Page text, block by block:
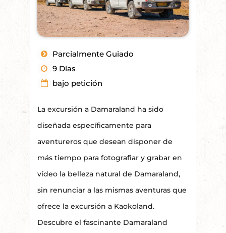
Parcialmente Guiado
9 Días
bajo petición
La excursión a Damaraland ha sido
diseñada específicamente para
aventureros que desean disponer de
más tiempo para fotografiar y grabar en
vídeo la belleza natural de Damaraland,
sin renunciar a las mismas aventuras que
ofrece la excursión a Kaokoland.
Descubre el fascinante Damaraland